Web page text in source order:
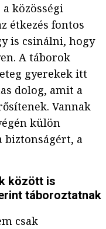
közösségi
étkezés fontos
is csinálni, hogy
A táborok
gyerekek itt
dolog, amit a
Vannak
külön
biztonságért, a
között is
táboroztatnak
csak